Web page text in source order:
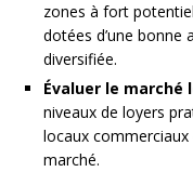
zones à fort
dotées d’une bonne
diversifiée.
Évaluer le marché
niveaux de loyers
locaux commerciaux
marché.